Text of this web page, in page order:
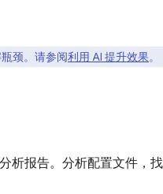
颈。请参阅利用 AI 提升效果。
析报告。分析配置文件，